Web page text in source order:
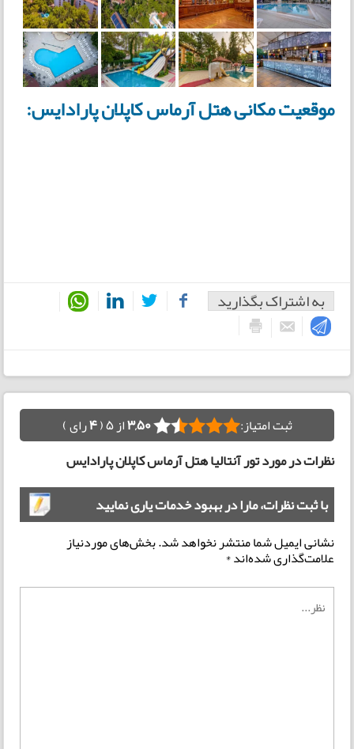
موقعیت مکانی هتل آرماس کاپلان پارادایس:
به اشتراک بگذارید
ثبت امتیاز: 3,50از 5 ( 4رای )
نظرات در مورد تور آنتالیا هتل آرماس کاپلان پارادایس
با ثبت نظرات، مارا در بهبود خدمات یاری نمایید
نشانی ایمیل شما منتشر نخواهد شد.بخش‌های موردنیاز
علامت‌گذاری شده‌اند*